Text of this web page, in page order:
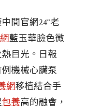
間官網24“老
藍玉華臉色微
目光。日報
機械心臟泵
網移植結合手
包養高的融會，